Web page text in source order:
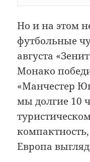
Но и на этом
футбольные
августа
Монако
«Манчестер
мы долгие 10
Европа